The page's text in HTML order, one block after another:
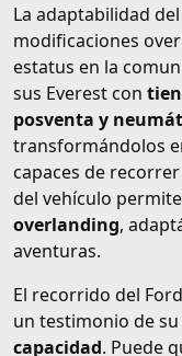
La adaptabilidad
modificaciones
estatus en la
sus Everest con
posventa y
transformándolos
capaces de
del vehículo permite
overlanding,
aventuras.
El recorrido del
un testimonio de su
capacidad. Puede